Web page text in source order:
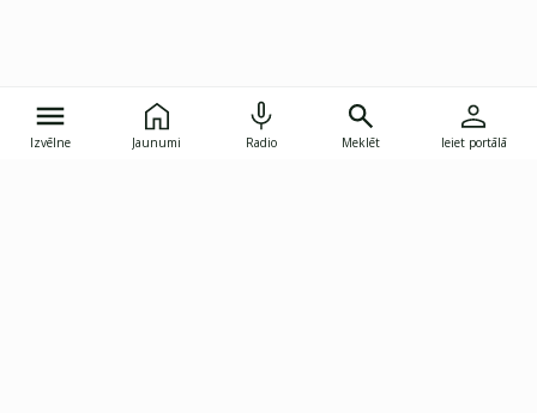
Izvēlne Jaunumi Radio Meklēt Ieiet portālā